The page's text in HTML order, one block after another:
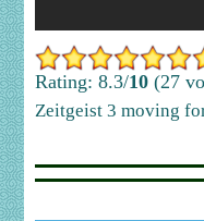
Rating: 8.3/10 (27
Zeitgeist 3 moving